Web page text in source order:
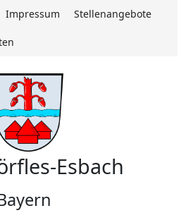
Impressum Stellenangebote
Esbach